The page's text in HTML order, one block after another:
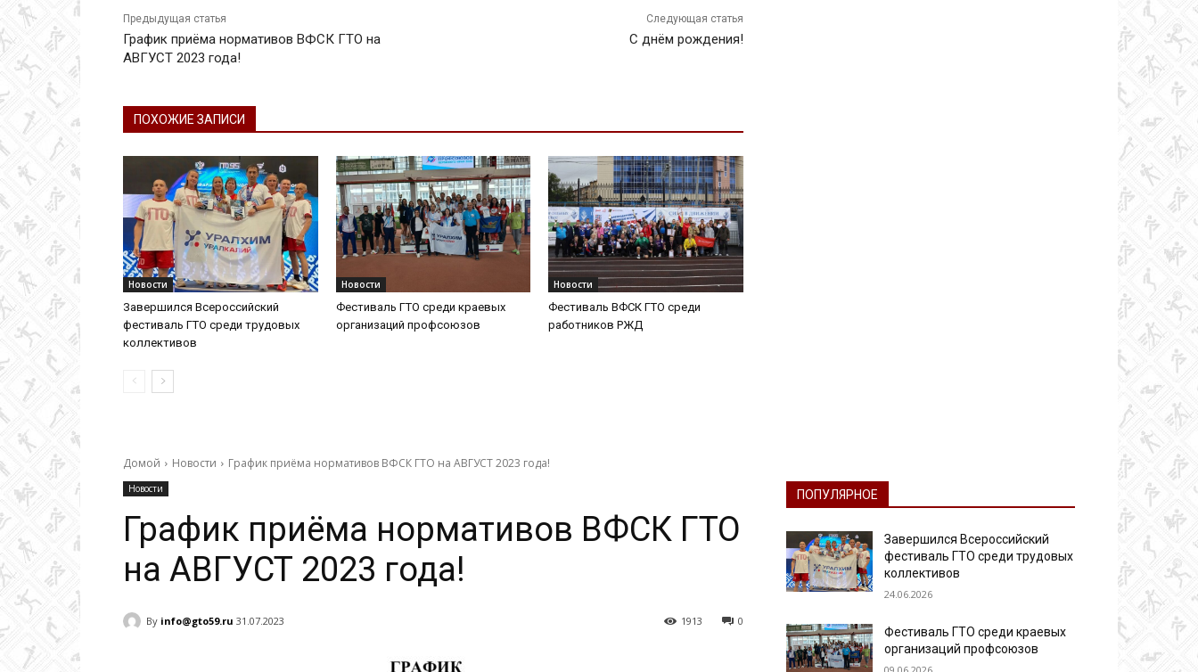
Предыдущая статья
График приёма нормативов ВФСК ГТО на
АВГУСТ 2023 года!
Следующая статья
С днём рождения!
ПОХОЖИЕ ЗАПИСИ
Новости
Завершился Всероссийский
фестиваль ГТО среди трудовых
коллективов
Новости
Фестиваль ГТО среди краевых
организаций профсоюзов
Новости
Фестиваль ВФСК ГТО среди
работников РЖД